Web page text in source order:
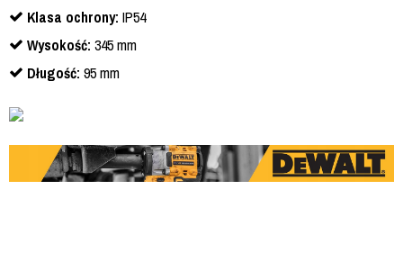
Klasa ochrony: IP54
Wysokość: 345 mm
Długość: 95 mm